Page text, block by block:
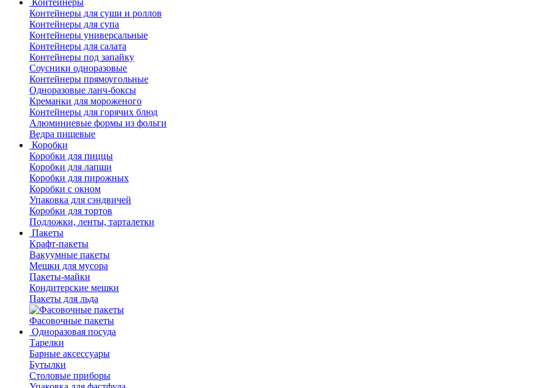
Контейнеры
Контейнеры для суши и роллов
Контейнеры для супа
Контейнеры универсальные
Контейнеры для салата
Контейнеры под запайку
Соусники одноразовые
Контейнеры прямоугольные
Одноразовые ланч-боксы
Креманки для мороженого
Контейнеры для горячих блюд
Алюминиевые формы из фольги
Ведра пищевые
Коробки
Коробки для пиццы
Коробки для лапши
Коробки для пирожных
Коробки с окном
Упаковка для сэндвичей
Коробки для тортов
Подложки, ленты, тарталетки
Пакеты
Крафт-пакеты
Вакуумные пакеты
Мешки для мусора
Пакеты-майки
Кондитерские мешки
Пакеты для льда
Фасовочные пакеты
Одноразовая посуда
Тарелки
Барные аксессуары
Бутылки
Столовые приборы